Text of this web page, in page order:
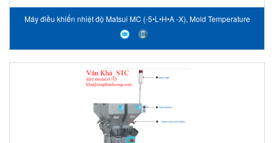
Máy điều khiển nhiệt độ Matsui MC (-5•L•H•A -X), Mold Temperature
Controller MC (-5•L•H•A -X)